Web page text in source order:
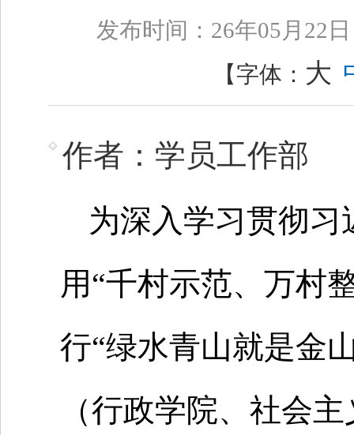
发布时间：26年05月
【字体： 大
作者：学员工作部
为深入学习贯彻
用“千村示范、万村
行“绿水青山就是金
（行政学院、社会